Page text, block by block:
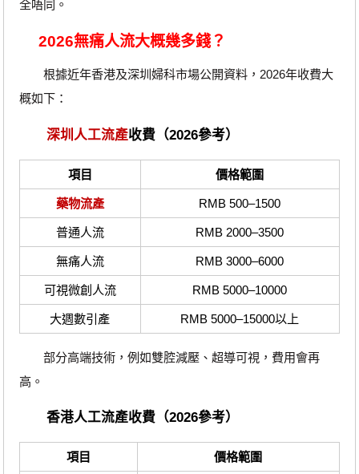
全唔同。
2026無痛人流大概幾多錢？
根據近年香港及深圳婦科市場公開資料，2026年收費大
概如下：
深圳人工流產收費（2026參考）
項目 價格範圍
藥物流產 RMB 500–1500
普通人流 RMB 2000–3500
無痛人流 RMB 3000–6000
可視微創人流 RMB 5000–10000
大週數引產 RMB 5000–15000以上
部分高端技術，例如雙腔減壓、超導可視，費用會再
高。
香港人工流產收費（2026參考）
項目 價格範圍